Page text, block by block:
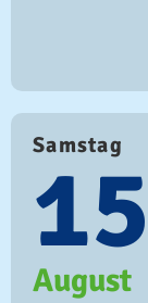
Samstag
August